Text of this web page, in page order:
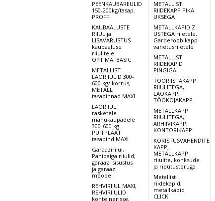
PEENKAUBARIIULID
150-200kg/tasap.
PROFF
KAUBAALUSTE
RIIUL ja
LISAVARUSTUS
kaubaaluse
riiulitele
OPTIMA, BASIC
METALLIST
LAORIIULID 300-
600 kg/ korrus,
METALL
tasapinnad MAXI
LAORIIUL
rasketele
mahukaupadele
300-600 kg.
PUITPLAAT
tasapind MAXI
Garaaziriiul,
Panipaiga riiulid,
garaazi sisustus
ja garaazi
mööbel
REHVIRIIUL MAXI,
REHVIRIIULID
konteinerisse,
METALLIST
RIIDEKAPP PIKA
UKSEGA
METALLKAPID Z
USTEGA riietele,
Garderoobikapp
vahetusriietele
METALLIST
RIIDEKAPID
PINGIGA
TÖÖRIISTAKAPP
RIIULITEGA,
LAOKAPP,
TÖÖKOJAKAPP
METALLKAPP
RIIULITEGA,
ARHIIVIKAPP,
KONTORIKAPP
KORISTUSVAHENDITE
KAPP,
METALLKAPP
riiulite, konksude
ja riputustoruga
Metallist
riidekapid,
metallkapid
CLICK